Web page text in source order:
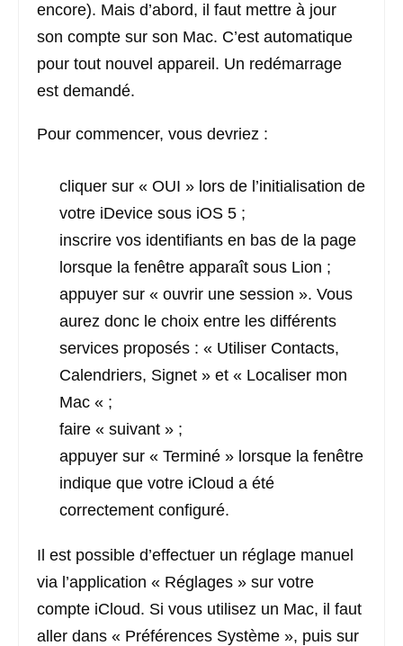
encore). Mais d’abord, il faut mettre à jour
son compte sur son Mac. C’est automatique
pour tout nouvel appareil. Un redémarrage
est demandé.
Pour commencer, vous devriez :
cliquer sur « OUI » lors de l’initialisation de
votre iDevice sous iOS 5 ;
inscrire vos identifiants en bas de la page
lorsque la fenêtre apparaît sous Lion ;
appuyer sur « ouvrir une session ». Vous
aurez donc le choix entre les différents
services proposés : « Utiliser Contacts,
Calendriers, Signet » et « Localiser mon
Mac « ;
faire « suivant » ;
appuyer sur « Terminé » lorsque la fenêtre
indique que votre iCloud a été
correctement configuré.
Il est possible d’effectuer un réglage manuel
via l’application « Réglages » sur votre
compte iCloud. Si vous utilisez un Mac, il faut
aller dans « Préférences Système », puis sur